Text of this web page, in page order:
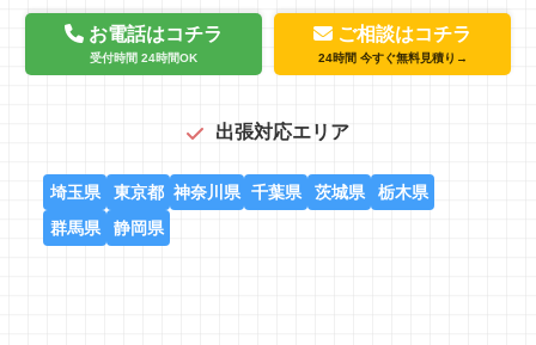
お電話はコチラ
受付時間 24時間OK
ご相談はコチラ
24時間 今すぐ無料見積り→
出張対応エリア
埼玉県 東京都 神奈川県 千葉県 茨城県
栃木県
群馬県
静岡県